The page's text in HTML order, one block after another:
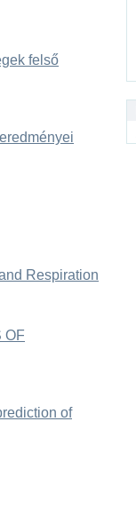
felső
Respiration
OF
of